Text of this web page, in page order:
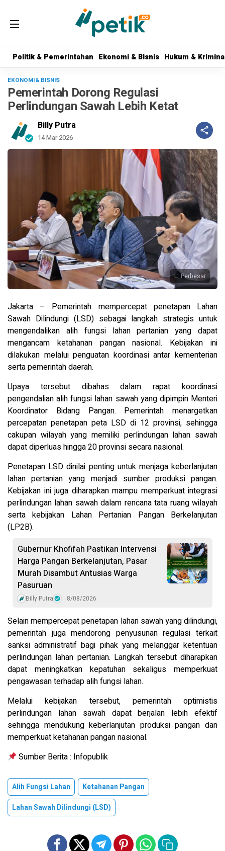
Politik & Pemerintahan Ekonomi & Bisnis Hukum &
Politik & Pemerintahan Ekonomi & Bisnis Hukum &
EKONOMI & BISNIS
Pemerintah Dorong Regulasi
Perlindungan Sawah Lebih Ketat
Billy Putra
14 Mar 2026
Perbesar
Jakarta – Pemerintah mempercepat penetapan Lahan
Sawah Dilindungi (LSD) sebagai langkah strategis untuk
mengendalikan alih fungsi lahan pertanian yang dapat
mengancam ketahanan pangan nasional. Kebijakan ini
dilakukan melalui penguatan koordinasi antar kementerian
serta pemerintah daerah.
Upaya tersebut dibahas dalam rapat koordinasi
pengendalian alih fungsi lahan sawah yang dipimpin Menteri
Koordinator Bidang Pangan. Pemerintah menargetkan
percepatan penetapan peta LSD di 12 provinsi, sehingga
cakupan wilayah yang memiliki perlindungan lahan sawah
dapat diperluas hingga 20 provinsi secara nasional.
Penetapan LSD dinilai penting untuk menjaga keberlanjutan
lahan pertanian yang menjadi sumber produksi pangan.
Kebijakan ini juga diharapkan mampu memperkuat integrasi
perlindungan lahan sawah dalam rencana tata ruang wilayah
serta kebijakan Lahan Pertanian Pangan Berkelanjutan
(LP2B).
Gubernur Khofifah Pastikan Intervensi
Harga Pangan Berkelanjutan, Pasar
Murah Disambut Antusias Warga
Pasuruan
Billy Putra 8/08/2026
Selain mempercepat penetapan lahan sawah yang dilindungi,
pemerintah juga mendorong penyusunan regulasi terkait
sanksi administratif bagi pihak yang melanggar ketentuan
perlindungan lahan pertanian. Langkah tersebut diharapkan
dapat meningkatkan kepatuhan sekaligus memperkuat
pengawasan terhadap alih fungsi lahan.
Melalui kebijakan tersebut, pemerintah optimistis
perlindungan lahan sawah dapat berjalan lebih efektif
sehingga mendukung keberlanjutan produksi pangan dan
memperkuat ketahanan pangan nasional.
Sumber Berita : Infopublik
Alih Fungsi Lahan
Ketahanan Pangan
Lahan Sawah Dilindungi (LSD)